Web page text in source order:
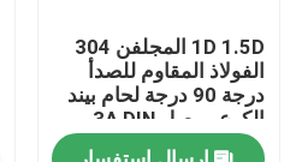
حولنا
جولة في المصنع
1D 1.5D المجلفن 304
الفولاذ المقاوم للصدأ
درجة 90 درجة لحام بيند
الكوع موصل 3A DIN
SMS ISO DS الكوع